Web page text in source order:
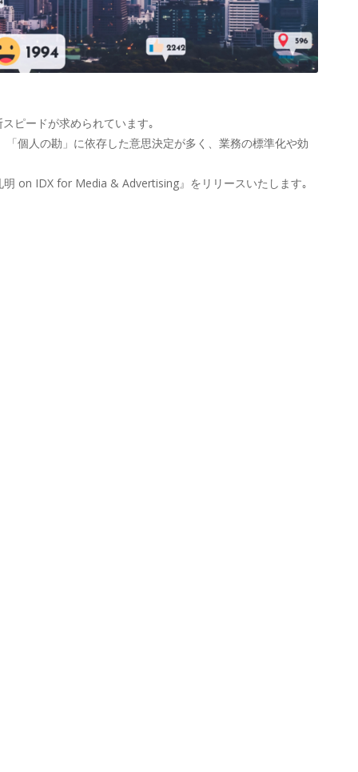
ピードが求められています｡
個人の勘」に依存した意思決定が多く、業務の標準化や効
on IDX for Media & Advertising』をリリースいたします｡